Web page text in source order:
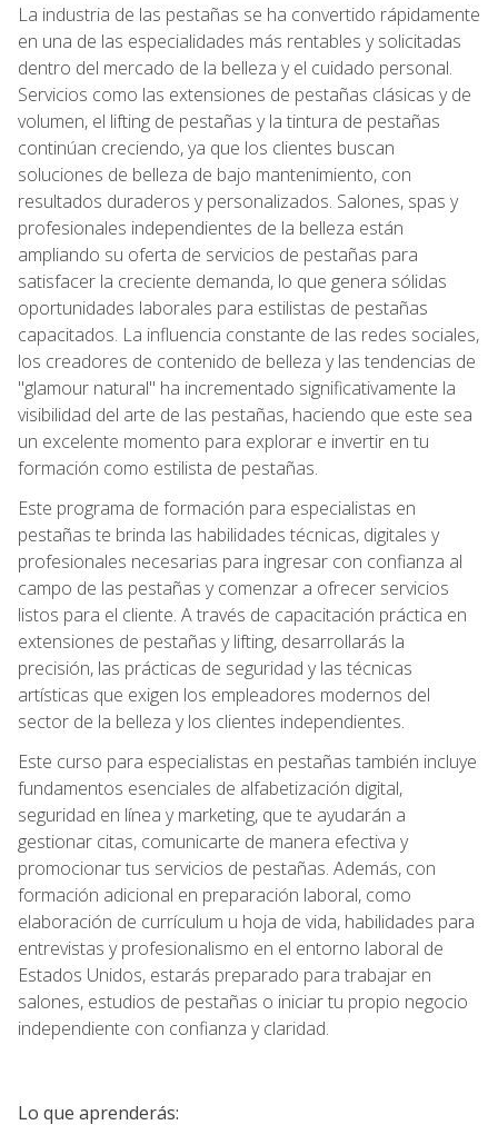
La industria de las pestañas se ha convertido rápidamente
en una de las especialidades más rentables y solicitadas
dentro del mercado de la belleza y el cuidado personal.
Servicios como las extensiones de pestañas clásicas y de
volumen, el lifting de pestañas y la tintura de pestañas
continúan creciendo, ya que los clientes buscan
soluciones de belleza de bajo mantenimiento, con
resultados duraderos y personalizados. Salones, spas y
profesionales independientes de la belleza están
ampliando su oferta de servicios de pestañas para
satisfacer la creciente demanda, lo que genera sólidas
oportunidades laborales para estilistas de pestañas
capacitados. La influencia constante de las redes sociales,
los creadores de contenido de belleza y las tendencias de
"glamour natural" ha incrementado significativamente la
visibilidad del arte de las pestañas, haciendo que este sea
un excelente momento para explorar e invertir en tu
formación como estilista de pestañas.
Este programa de formación para especialistas en
pestañas te brinda las habilidades técnicas, digitales y
profesionales necesarias para ingresar con confianza al
campo de las pestañas y comenzar a ofrecer servicios
listos para el cliente. A través de capacitación práctica en
extensiones de pestañas y lifting, desarrollarás la
precisión, las prácticas de seguridad y las técnicas
artísticas que exigen los empleadores modernos del
sector de la belleza y los clientes independientes.
Este curso para especialistas en pestañas también incluye
fundamentos esenciales de alfabetización digital,
seguridad en línea y marketing, que te ayudarán a
gestionar citas, comunicarte de manera efectiva y
promocionar tus servicios de pestañas. Además, con
formación adicional en preparación laboral, como
elaboración de currículum u hoja de vida, habilidades para
entrevistas y profesionalismo en el entorno laboral de
Estados Unidos, estarás preparado para trabajar en
salones, estudios de pestañas o iniciar tu propio negocio
independiente con confianza y claridad.
Lo que aprenderás: